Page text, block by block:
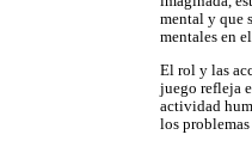
mental y que
mentales en
El rol y las
juego refleja
actividad
los problemas